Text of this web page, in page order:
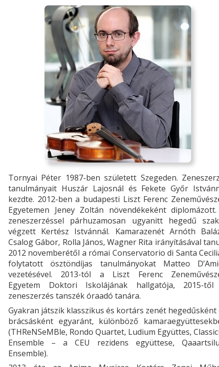
Tornyai Péter 1987-ben született Szegeden.
tanulmányait Huszár Lajosnál és Fekete Győr
kezdte. 2012-ben a budapesti Liszt Ferenc
Egyetemen Jeney Zoltán növendékeként
zeneszerzéssel párhuzamosan ugyanitt hegedű
végzett Kertész Istvánnál. Kamarazenét Arnóth
Csalog Gábor, Rolla János, Wagner Rita irányításával
2012 novemberétől a római Conservatorio di Santa
folytatott ösztöndíjas tanulmányokat Matteo
vezetésével. 2013-tól a Liszt Ferenc
Egyetem Doktori Iskolájának hallgatója, 2015-
zeneszerzés tanszék óraadó tanára.
Gyakran játszik klasszikus és kortárs zenét hegedűsként
brácsásként egyaránt, különböző
(THReNSeMBle, Rondo Quartet, Ludium Együttes,
Ensemble – a CEU rezidens együttese,
Ensemble).